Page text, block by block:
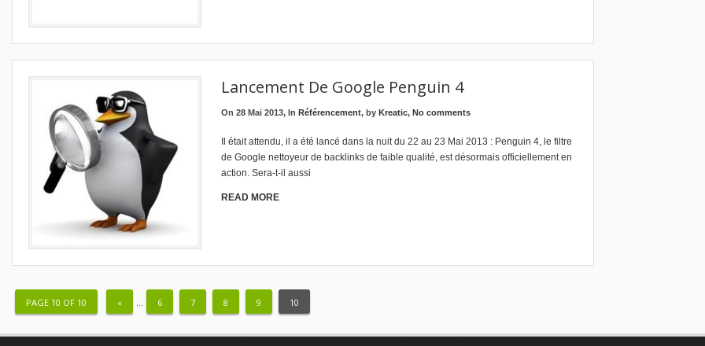
Lancement De Google Penguin 4
On 28 Mai 2013, In Référencement, by Kreatic, No comments
Il était attendu, il a été lancé dans la nuit du 22 au 23 Mai 2013 : Penguin 4, le filtre
de Google nettoyeur de backlinks de faible qualité, est désormais officiellement en
action. Sera-t-il aussi
READ MORE
PAGE 10 OF 10 « ... 6 7 8 9 10